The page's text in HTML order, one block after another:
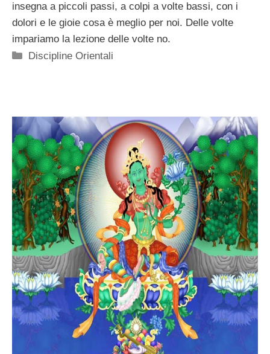
insegna a piccoli passi, a colpi a volte bassi, con i
dolori e le gioie cosa è meglio per noi. Delle volte
impariamo la lezione delle volte no.
Categorie
Discipline Orientali